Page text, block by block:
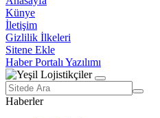
Künye
İletişim
Gizlilik İlkeleri
Sitene Ekle
Haber Portalı Yazılımı
Haberler